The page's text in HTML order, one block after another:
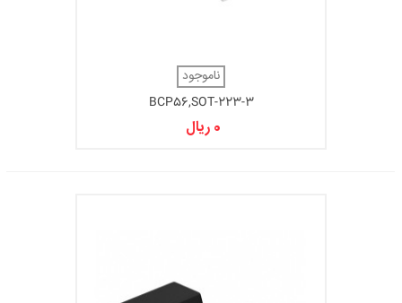
ناموجود
BCP56,SOT-223-3
0 ریال